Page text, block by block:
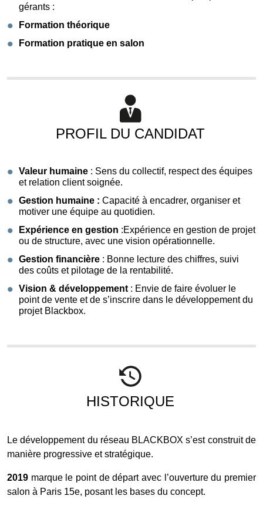
gérants :
Formation théorique
Formation pratique en salon
PROFIL DU CANDIDAT
Valeur humaine : Sens du collectif, respect des équipes
et relation client soignée.
Gestion humaine : Capacité à encadrer, organiser et
motiver une équipe au quotidien.
Expérience en gestion :Expérience en gestion de projet
ou de structure, avec une vision opérationnelle.
Gestion financière : Bonne lecture des chiffres, suivi
des coûts et pilotage de la rentabilité.
Vision & développement : Envie de faire évoluer le
point de vente et de s’inscrire dans le développement du
projet Blackbox.
HISTORIQUE
Le développement du réseau BLACKBOX s’est construit de
manière progressive et stratégique.
2019 marque le point de départ avec l’ouverture du premier
salon à Paris 15e, posant les bases du concept.